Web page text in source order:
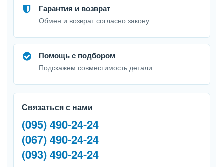
Гарантия и возврат
Обмен и возврат согласно закону
Помощь с подбором
Подскажем совместимость детали
Связаться с нами
(095) 490-24-24
(067) 490-24-24
(093) 490-24-24